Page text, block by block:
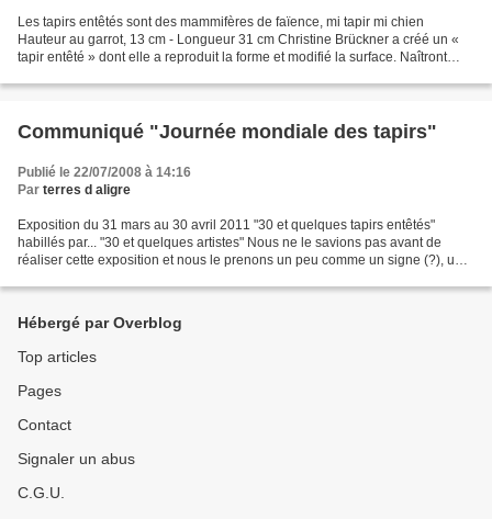
Les tapirs entêtés sont des mammifères de faïence, mi tapir mi chien
Hauteur au garrot, 13 cm - Longueur 31 cm Christine Brückner a créé un «
tapir entêté » dont elle a reproduit la forme et modifié la surface. Naîtront
Communiqué "Journée mondiale des tapirs"
Publié le 22/07/2008 à 14:16
Par terres d aligre
Exposition du 31 mars au 30 avril 2011 "30 et quelques tapirs entêtés"
habillés par... "30 et quelques artistes" Nous ne le savions pas avant de
réaliser cette exposition et nous le prenons un peu comme un signe (?), une
Hébergé par Overblog
Top articles
Pages
Contact
Signaler un abus
C.G.U.